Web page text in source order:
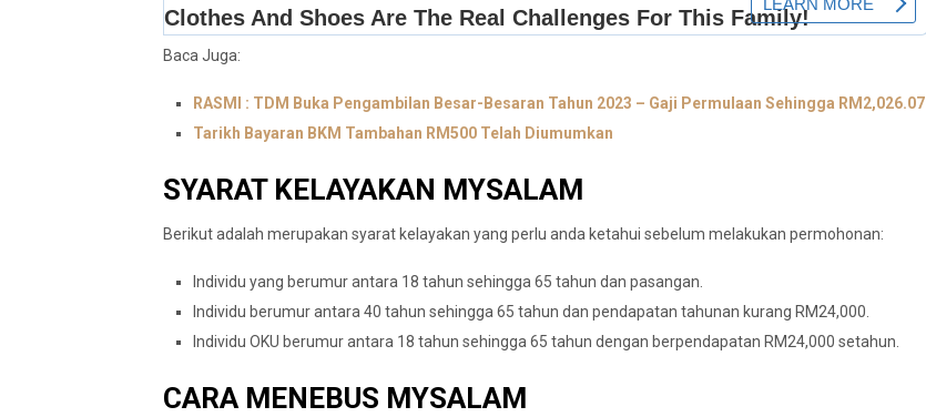
Baca Juga:
RASMI : TDM Buka Pengambilan Besar-Besaran Tahun 2023 – Gaji Permulaan Sehingga RM2,026.07
Tarikh Bayaran BKM Tambahan RM500 Telah Diumumkan
SYARAT KELAYAKAN MYSALAM
Berikut adalah merupakan syarat kelayakan yang perlu anda ketahui sebelum melakukan permohonan:
Individu yang berumur antara 18 tahun sehingga 65 tahun dan pasangan.
Individu berumur antara 40 tahun sehingga 65 tahun dan pendapatan tahunan kurang RM24,000.
Individu OKU berumur antara 18 tahun sehingga 65 tahun dengan berpendapatan RM24,000 setahun.
CARA MENEBUS MYSALAM